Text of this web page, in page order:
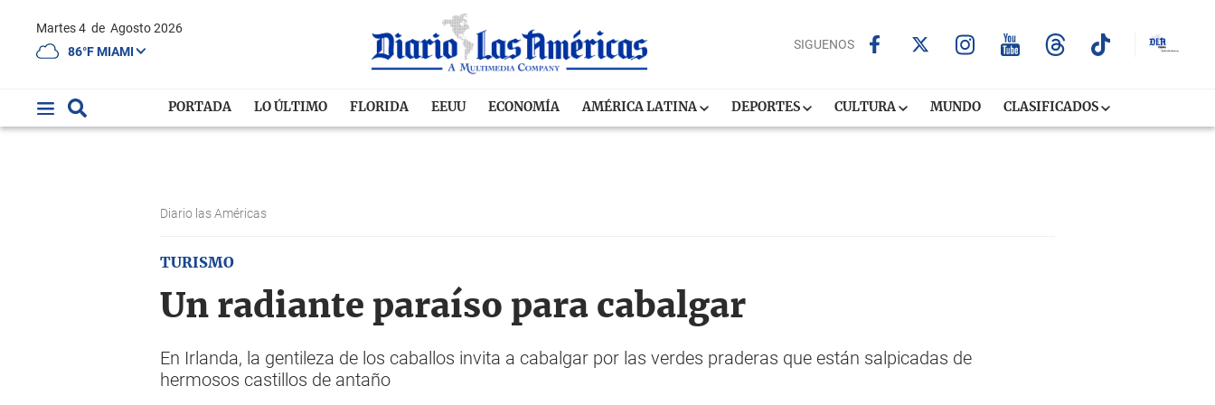
Martes 4 de Agosto 2026
86°F MIAMI
SIGUENOS
PORTADA LO ÚLTIMO FLORIDA EEUU ECONOMÍA AMÉRICA LATINA DEPORTES CULTURA MUNDO CLASIFICADOS
Diario las Américas
TURISMO
Un radiante paraíso para cabalgar
En Irlanda, la gentileza de los caballos invita a cabalgar por las verdes praderas que están salpicadas de
hermosos castillos de antaño